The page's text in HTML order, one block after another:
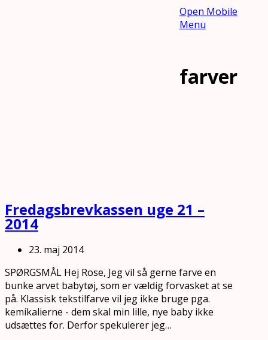
Open Mobile
Menu
farver
Fredagsbrevkassen uge 21 –
2014
23. maj 2014
SPØRGSMÅL Hej Rose, Jeg vil så gerne farve en
bunke arvet babytøj, som er vældig forvasket at se
på. Klassisk tekstilfarve vil jeg ikke bruge pga.
kemikalierne - dem skal min lille, nye baby ikke
udsættes for. Derfor spekulerer jeg…